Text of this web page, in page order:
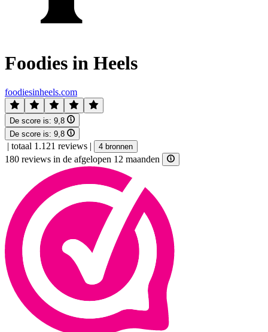
Foodies in Heels
foodiesinheels.com
De score is: 9,8
De score is: 9,8
| totaal 1.121 reviews | 4 bronnen
180 reviews in de afgelopen 12 maanden